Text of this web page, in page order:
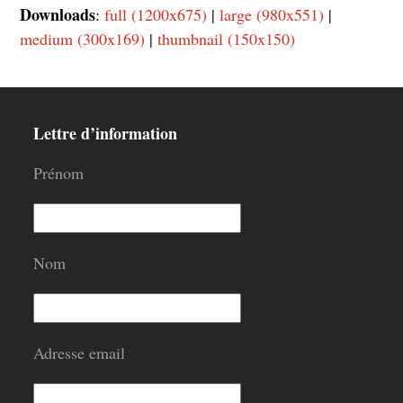
Downloads:full (1200x675) |large (980x551) |
medium (300x169) |thumbnail (150x150)
Lettre d’information
Prénom
Nom
Adresse email